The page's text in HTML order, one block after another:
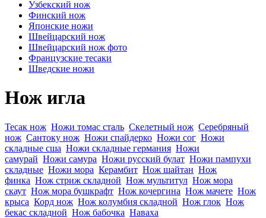
Узбекский нож
Финский нож
Японские ножи
Швейцарский нож
Швейцарский нож фото
Французские тесаки
Шведские ножи
Нож игла
Тесак нож Ножи томас сталь Скелетный нож Серебряный
нож Сантоку нож Ножи спайдерко Ножи сог Ножи
складные сша Ножи складные германия Ножи
самурай Ножи самура Ножи русский булат Ножи пампухи
складные Ножи мора Керамбит Нож шайтан Нож
финка Нож стриж складной Нож мультитул Нож мора
скаут Нож мора бушкрафт Нож кочергина Нож мачете Нож
крыса Корд нож Нож колумбия складной Нож глок Нож
бекас складной Нож бабочка Наваха